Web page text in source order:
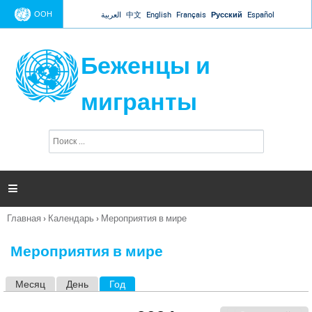
Jump to navigation
ООН العربية 中文 English Français Русский Español
Беженцы и
мигранты
п
и

Вы
Главная › Календарь › Мероприятия в мире
Мероприятия в мире
Месяц День Год